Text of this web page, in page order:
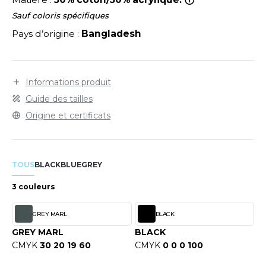
IN EUROPE
LABEL / TEAR AWAY
Sauf coloris spécifiques
Pays d’origine : Bangladesh
Informations produit
Guide des tailles
Origine et certificats
TOUSBLACKBLUEGREY
3 couleurs
GREY MARL
GREY MARL
CMYK 30 20 19 60
BLACK
BLACK
CMYK 0 0 0 100